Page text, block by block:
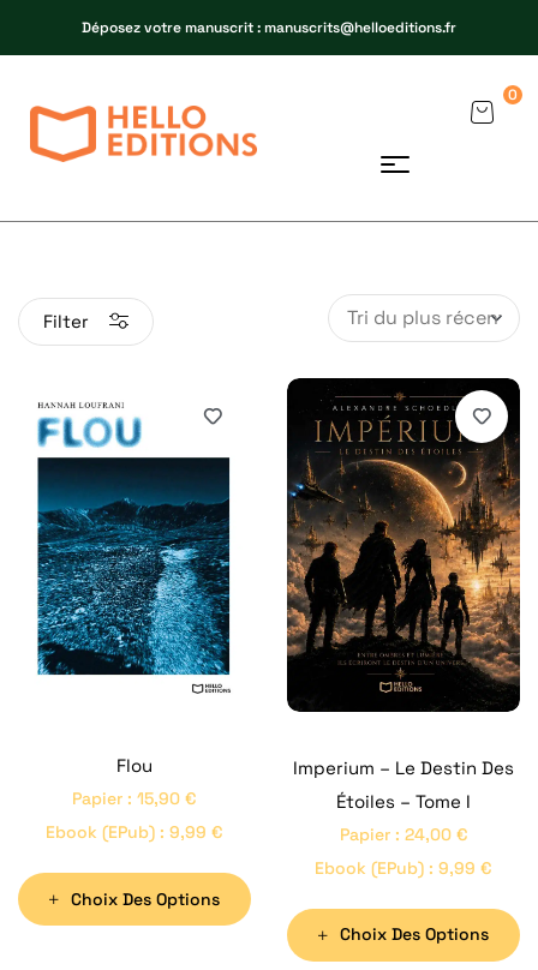
Déposez votre manuscrit : manuscrits@helloeditions.fr
0
Filter
Flou
Papier : 15,90 €
Ebook (ePub) : 9,99 €
Choix Des Options
Imperium – Le Destin Des
Étoiles – Tome I
Papier: 24,00 €
Ebook (ePub) : 9,99 €
Choix Des Options